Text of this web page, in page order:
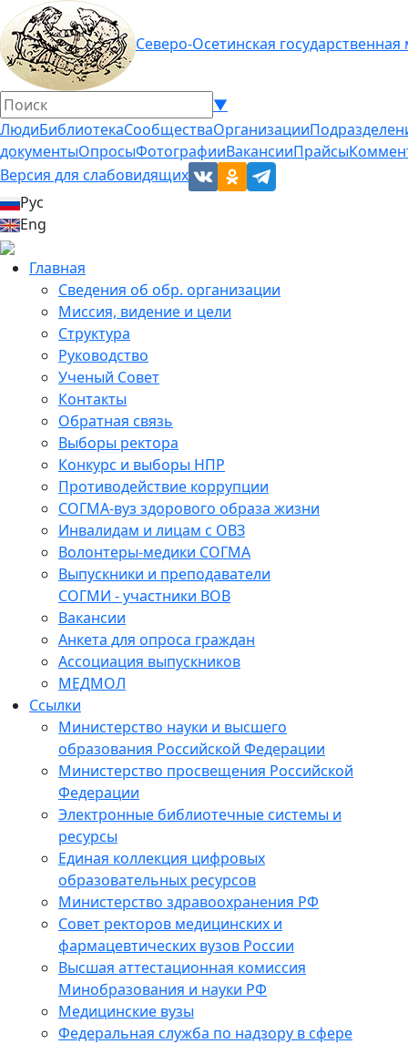
Северо-Осетинская
▼
ЛюдиБиблиотекаСообществаОрганизации
документыОпросыФотографииВакансииПрайсы
Версия для слабовидящих
Рус
Eng
Главная
Сведения об обр. организации
Миссия, видение и цели
Структура
Руководство
Ученый Совет
Контакты
Обратная связь
Выборы ректора
Конкурс и выборы НПР
Противодействие коррупции
СОГМА-вуз здорового образа жизни
Инвалидам и лицам с ОВЗ
Волонтеры-медики СОГМА
Выпускники и преподаватели
СОГМИ - участники ВОВ
Вакансии
Анкета для опроса граждан
Ассоциация выпускников
МЕДМОЛ
Ссылки
Министерство науки и высшего
образования Российской Федерации
Министерство просвещения Российской
Федерации
Электронные библиотечные системы и
ресурсы
Единая коллекция цифровых
образовательных ресурсов
Министерство здравоохранения РФ
Совет ректоров медицинских и
фармацевтических вузов России
Высшая аттестационная комиссия
Минобразования и науки РФ
Медицинские вузы
Федеральная служба по надзору в сфере